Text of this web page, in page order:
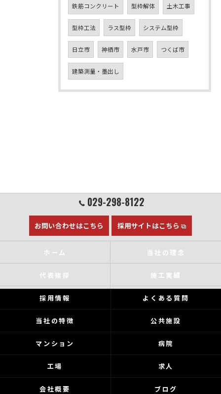
鉄筋コンクリート 型枠解体 土木工事
型枠工法 ラス型枠 システム型枠
日立市 神栖市 水戸市 つくば市
建築測量・墨出し
029-298-8122
お問い合わせはこちら 採用サイトはこちら
ホーム 当社の理念
代表挨拶 施工実績
採用情報 よくある質問
当社の特徴 公共施設
マンション 病院
工場 求人
会社概要 ブログ